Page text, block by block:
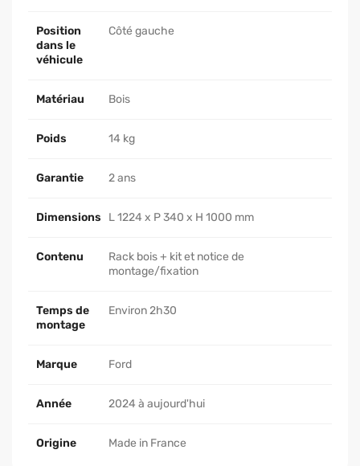
Position
dans le
véhicule
Côté gauche
Matériau Bois
Poids 14 kg
Garantie 2 ans
Dimensions L 1224 x P 340 x H 1000 mm
Contenu
Rack bois + kit et notice de
montage/fixation
Temps de
montage
Environ 2h30
Marque Ford
Année 2024 à aujourd'hui
Origine Made in France